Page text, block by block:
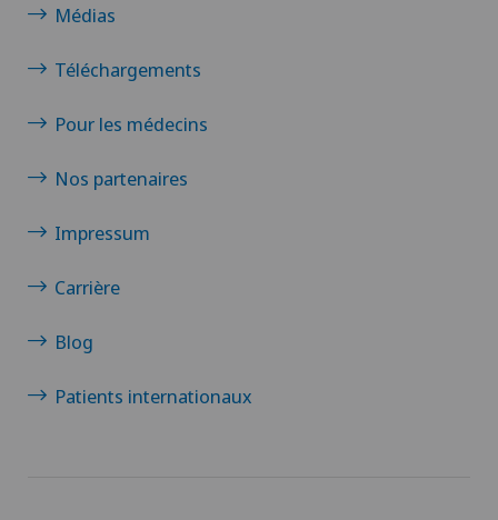
Médias
Téléchargements
Pour les médecins
Nos partenaires
Impressum
Carrière
Blog
Patients internationaux